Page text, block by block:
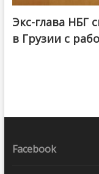
Экс-глава НБГ
в Грузии с
Facebook